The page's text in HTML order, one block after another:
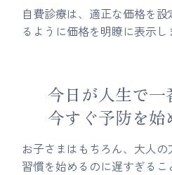
自費診療は、適正な価格を
るように価格を明瞭に表示し
今日が人生で一
今すぐ予防を始
お子さまはもちろん、大人
習慣を始めるのに遅すぎるこ